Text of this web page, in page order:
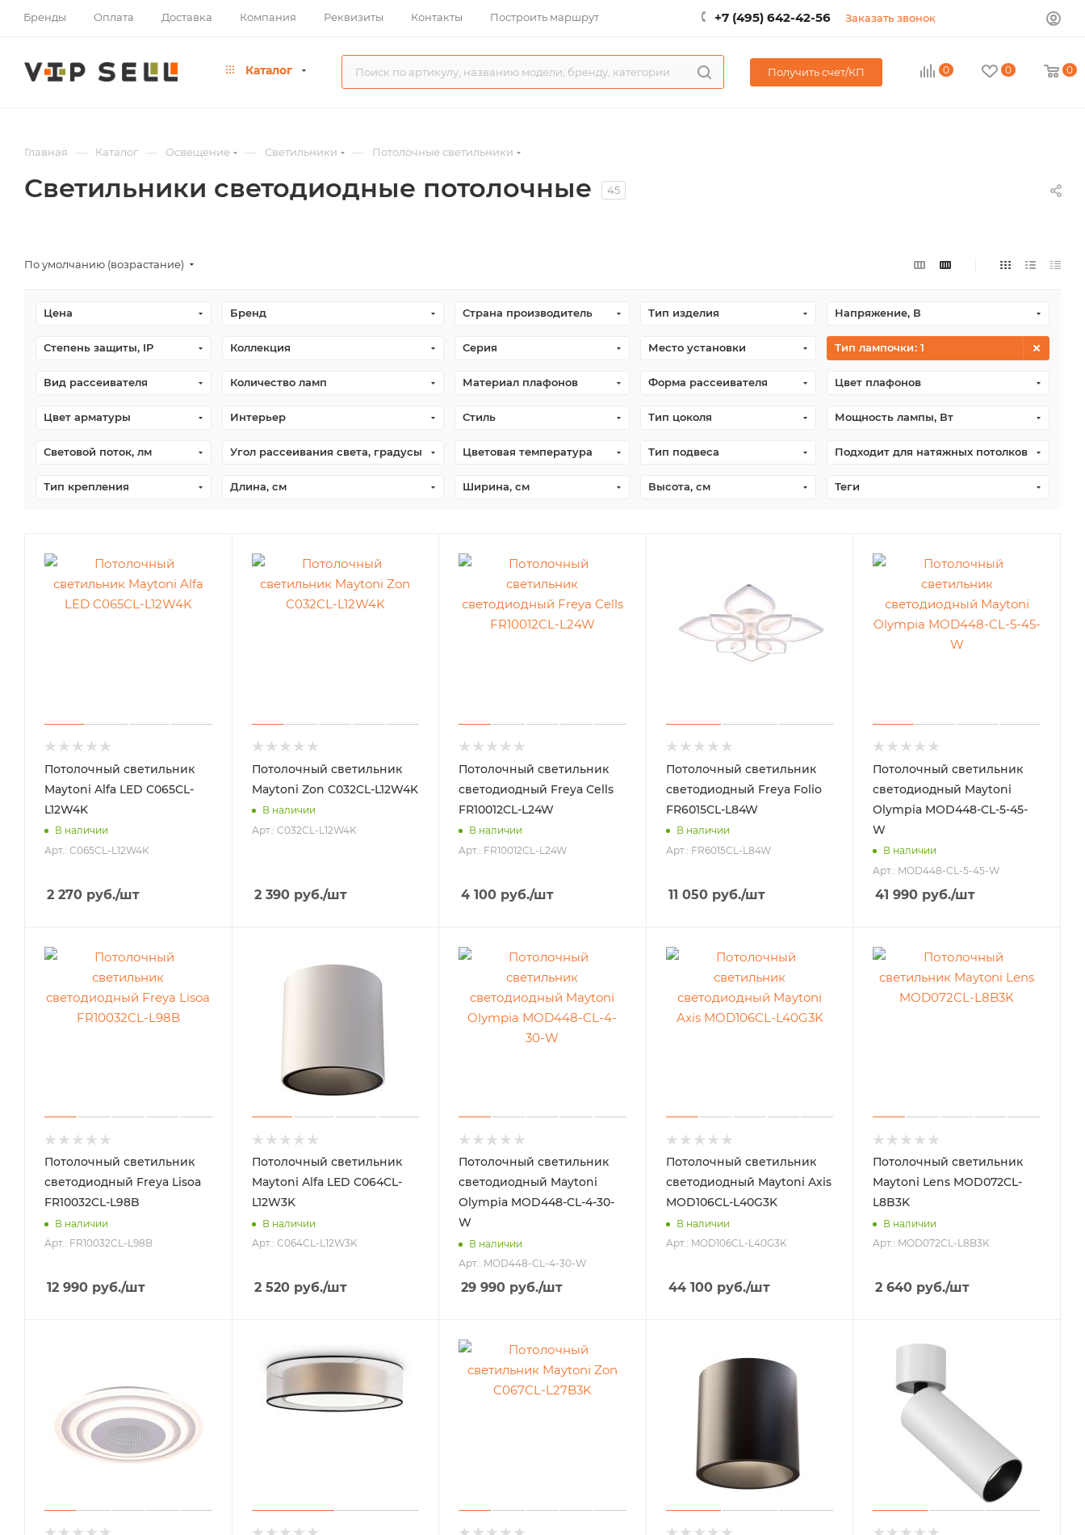
Бренды Оплата Доставка Компания Реквизиты Контакты Построить маршрут +7 (495) 642-42-56 Заказать звонок
Каталог Получить счет/КП 0 0 0
Главная — Каталог — Освещение — Светильники — Потолочные светильники
Светильники светодиодные потолочные 45
По умолчанию (возрастание)
Цена Бренд Страна производитель Тип изделия Напряжение, В
Степень защиты, IP Коллекция Серия Место установки Тип лампочки: 1
Вид рассеивателя Количество ламп Материал плафонов Форма рассеивателя Цвет плафонов
Цвет арматуры Интерьер Стиль Тип цоколя Мощность лампы, Вт
Световой поток, лм Угол рассеивания света, градусы Цветовая температура Тип подвеса Подходит для натяжных потолков
Тип крепления Длина, см Ширина, см Высота, см Теги
Потолочный светильник
Maytoni Alfa LED C065CL-
L12W4K
В наличии
Арт.: C065CL-L12W4K
2 270 руб./шт
Потолочный светильник
Maytoni Zon C032CL-L12W4K
В наличии
Арт.: C032CL-L12W4K
2 390руб./шт
Потолочный светильник
светодиодный Freya Cells
FR10012CL-L24W
В наличии
Арт.: FR10012CL-L24W
4 100 руб./шт
Потолочный светильник
светодиодный Freya Folio
FR6015CL-L84W
В наличии
Арт.: FR6015CL-L84W
11 050руб./шт
Потолочный светильник
светодиодный Maytoni
Olympia MOD448-CL-5-45-
W
В наличии
Арт.: MOD448-CL-5-45-W
41 990 руб./шт
Потолочный светильник
светодиодный Freya Lisoa
FR10032CL-L98B
В наличии
Арт.: FR10032CL-L98B
12 990 руб./шт
Потолочный светильник
Maytoni Alfa LED C064CL-
L12W3K
В наличии
Арт.: C064CL-L12W3K
2 520руб./шт
Потолочный светильник
светодиодный Maytoni
Olympia MOD448-CL-4-30-
W
В наличии
Арт.: MOD448-CL-4-30-W
29 990 руб./шт
Потолочный светильник
светодиодный Maytoni Axis
MOD106CL-L40G3K
В наличии
Арт.: MOD106CL-L40G3K
44 100руб./шт
Потолочный светильник
Maytoni Lens MOD072CL-
L8B3K
В наличии
Арт.: MOD072CL-L8B3K
2 640 руб./шт